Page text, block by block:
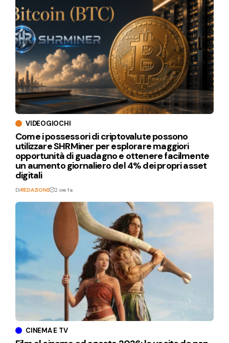
VIDEOGIOCHI
Come i possessori di criptovalute possono
utilizzare SHRMiner per esplorare maggiori
opportunità di guadagno e ottenere facilmente
un aumento giornaliero del 4% dei propri asset
digitali
DiREDAZIONE 2 ore fa
CINEMA E TV